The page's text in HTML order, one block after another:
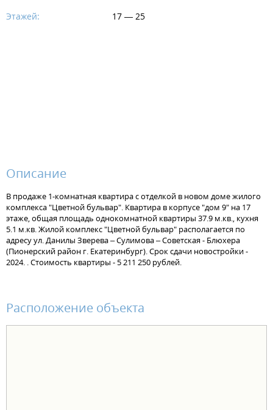
Этажей:
17 — 25
Описание
В продаже 1-комнатная квартира с отделкой в новом доме жилого
комплекса "Цветной бульвар". Квартира в корпусе "дом 9" на 17
этаже, общая площадь однокомнатной квартиры 37.9 м.кв., кухня
5.1 м.кв. Жилой комплекс "Цветной бульвар" располагается по
адресу ул. Данилы Зверева – Сулимова – Советская - Блюхера
(Пионерский район г. Екатеринбург). Срок сдачи новостройки -
2024. . Стоимость квартиры - 5 211 250 рублей.
Расположение объекта